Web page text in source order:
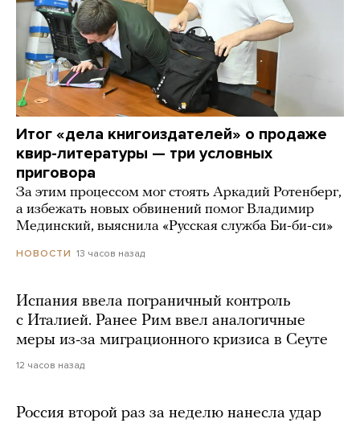
Итог «дела книгоиздателей» о продаже
квир-литературы — три условных
приговора
За этим процессом мог стоять Аркадий Ротенберг,
а избежать новых обвинений помог Владимир
Мединский, выяснила «Русская служба Би-би-си»
НОВОСТИ 13 часов назад
Испания ввела пограничный контроль
с Италией. Ранее Рим ввел аналогичные
меры из-за миграционного кризиса в Сеуте
12 часов назад
Россия второй раз за неделю нанесла удар